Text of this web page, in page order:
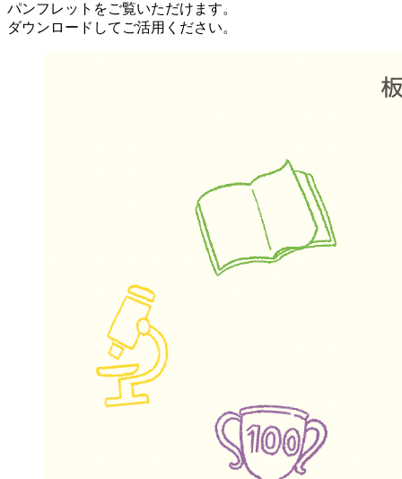
パンフレットをご覧いただけます。
ダウンロードしてご活用ください。